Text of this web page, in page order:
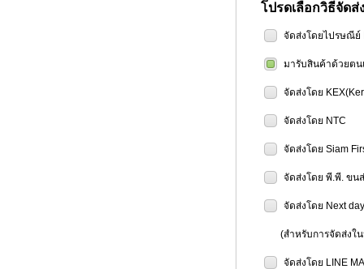
โปรดเลือกวิธีจัดส่
จัดส่งโดยไปรษณีย์
มารับสินค้าด้วยต
จัดส่งโดย
จัดส่งโดย NTC
จัดส่งโดย Siam
จัดส่งโดย พี.พี. ขน
จัดส่งโดย Next
(สำหรับการจัดส่งใน
จัดส่งโดย LINE